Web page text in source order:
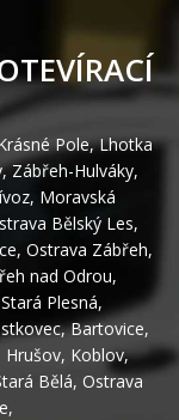
Pole,Lhotka
,Zábřeh-Hulváky,
, Moravská
Bělský Les,
, Ostrava Zábřeh,
nad Odrou,
Stará Plesná,
,Bartovice,
Hrušov, Koblov,
Bělá, Ostrava
,